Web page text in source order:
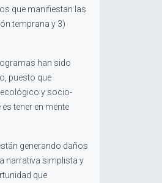
que manifiestan las
temprana y 3)
han sido
puesto que
y socio-
tener en mente
generando daños
narrativa simplista y
que